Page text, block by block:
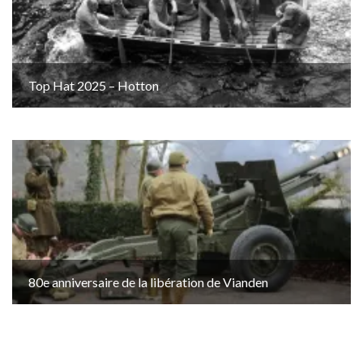
Top Hat 2025 – Hotton
80e anniversaire de la libération de Vianden